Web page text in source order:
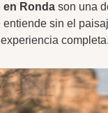
en Ronda son una
sin el
completa.